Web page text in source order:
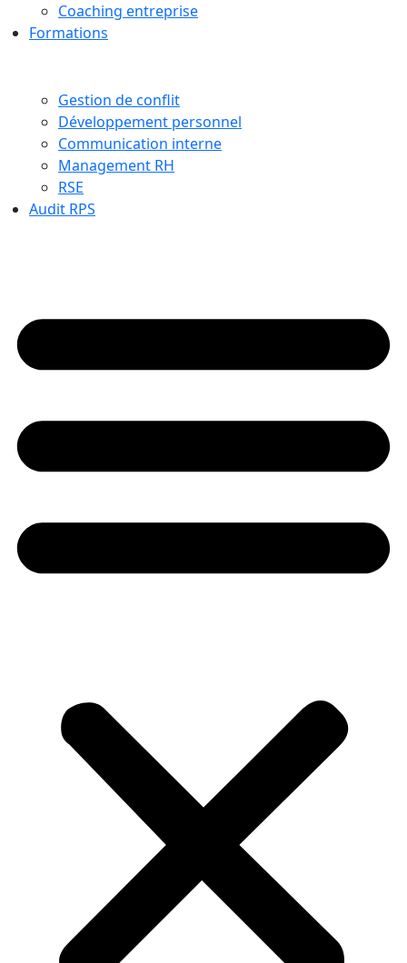
Coaching entreprise
Formations
Gestion de conflit
Développement personnel
Communication interne
Management RH
RSE
Audit RPS